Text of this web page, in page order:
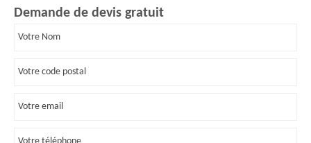
Demande de devis gratuit